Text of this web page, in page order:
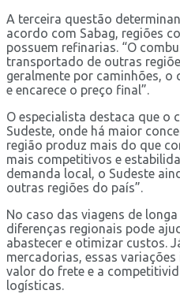
A terceira questão
acordo com Sabag, regiões
possuem refinarias. “O
transportado de outras
geralmente por caminhões,
e encarece o preço final”.
O especialista destaca que o
Sudeste, onde há maior
região produz mais do que
mais competitivos e
demanda local, o Sudeste
outras regiões do país”.
No caso das viagens de
diferenças regionais pode
abastecer e otimizar custos.
mercadorias, essas
valor do frete e a
logísticas.